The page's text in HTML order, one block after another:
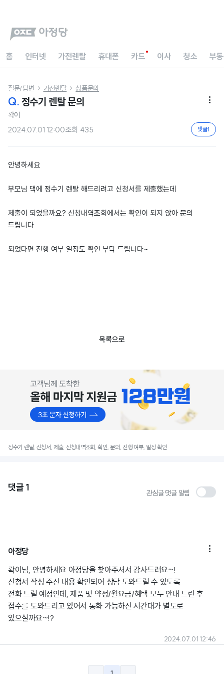
홈 인터넷 가전렌탈 휴대폰 카드 이사 청소 부
질문/답변  가전렌탈  상품문의
Q. 정수기 렌탈 문의 
롹이
2024.07.01 12:00조회 435 댓글1
안녕하세요
부모님 댁에 정수기 렌탈 해드리려고 신청서를 제출했는데
제출이 되었을까요? 신청내역조회에서는 확인이 되지 않아 문의
드립니다
되었다면 진행 여부 일정도 확인 부탁 드립니다~
목록으로
정수기 렌탈, 신청서, 제출, 신청내역조회, 확인, 문의, 진행 여부, 일정 확인
댓글 1 관심글 댓글 알림
아정당 
롹이님, 안녕하세요 아정당을 찾아주셔서 감사드려요~!
신청서 작성 주신 내용 확인되어 상담 도와드릴 수 있도록
전화 드릴 예정인데, 제품 및 약정/월요금/혜택 모두 안내 드린 후
접수를 도와드리고 있어서 통화 가능하신 시간대가 별도로
있으실까요~!?
2024.07.01 12:46